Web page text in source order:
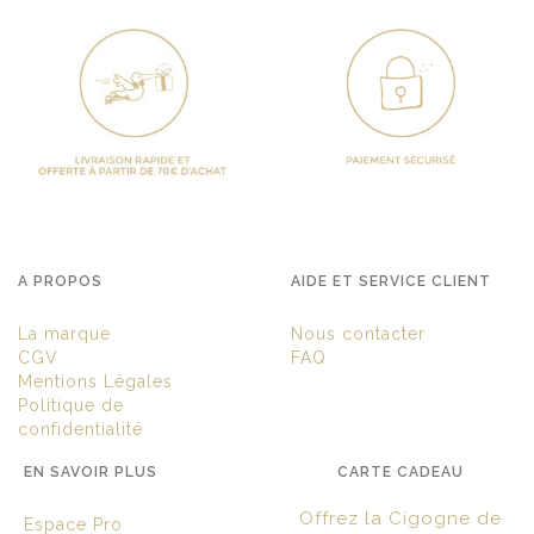
A PROPOS
La marque
CGV
Mentions Légales
Politique de
confidentialité
AIDE ET SERVICE CLIENT
Nous contacter
FAQ
EN SAVOIR PLUS
Espace Pro
CARTE CADEAU
Offrez la Cigogne de